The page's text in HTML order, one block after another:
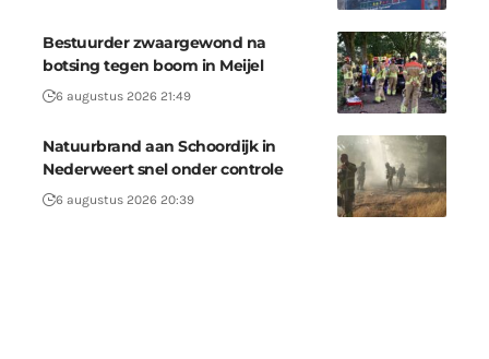
Bestuurder zwaargewond na
botsing tegen boom in Meijel
6 augustus 2026 21:49
Natuurbrand aan Schoordijk in
Nederweert snel onder controle
6 augustus 2026 20:39